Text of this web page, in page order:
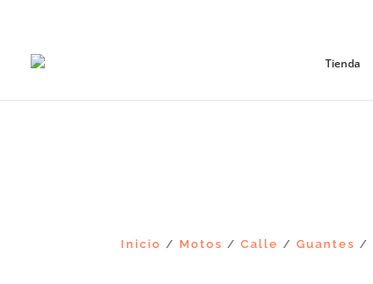
Tienda
Inicio / Motos /Calle /Guantes /